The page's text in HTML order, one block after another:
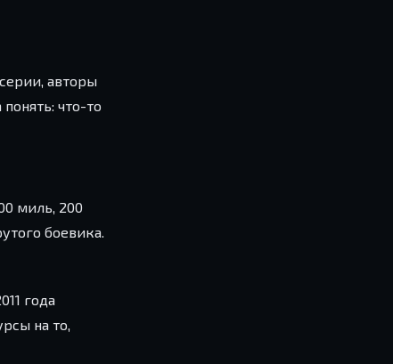
авторы
что-то
миль, 200
года
на то,